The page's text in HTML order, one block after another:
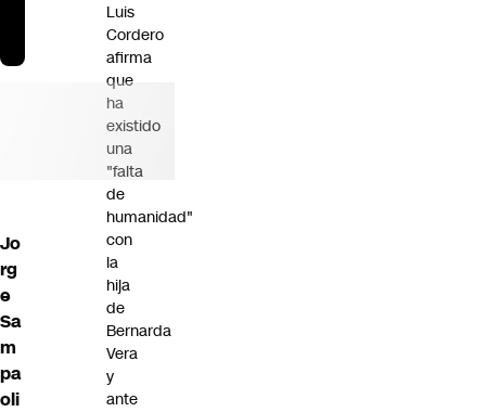
Jo
rg
e
Sa
m
pa
oli
Luis
Cordero
afirma
que
ha
existido
una
"falta
de
humanidad"
con
la
hija
de
Bernarda
Vera
y
ante